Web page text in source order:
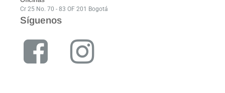
Cr 25 No. 70 - 83 OF 201 Bogotá
Síguenos